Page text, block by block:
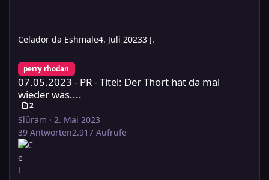
Celador da Eshmale4. Juli 20233 J.
07.05.2023 - PR - Titel: Der Thort hat da mal wieder was....
perry rhodan
07.05.2023 - PR - Titel: Der Thort hat da mal
wieder was....
2
Slüram · 2. Mai 2023
39 Antworten2.917 Aufrufe